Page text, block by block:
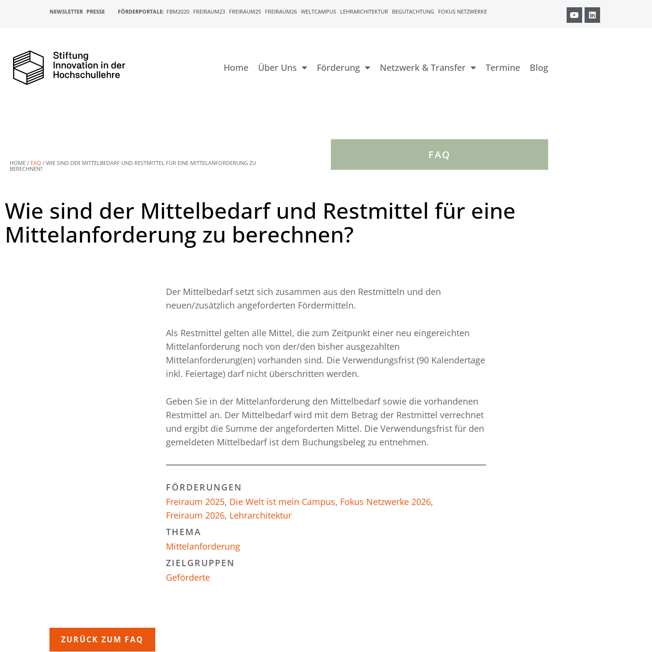
NEWSLETTER PRESSE FÖRDERPORTALE: FBM2020 FREIRAUM23 FREIRAUM25 FREIRAUM26 WELTCAMPUS LEHRARCHITEKTUR BEGUTACHTUNG FOKUS NETZWERKE
Home Über Uns Förderung Netzwerk & Transfer Termine Blog
FAQ
HOME / FAQ / WIE SIND DER MITTELBEDARF UND RESTMITTEL FÜR EINE MITTELANFORDERUNG ZU
BERECHNEN?
Wie sind der Mittelbedarf und Restmittel für eine
Mittelanforderung zu berechnen?
Der Mittelbedarf setzt sich zusammen aus den Restmitteln und den
neuen/zusätzlich angeforderten Fördermitteln.
Als Restmittel gelten alle Mittel, die zum Zeitpunkt einer neu eingereichten
Mittelanforderung noch von der/den bisher ausgezahlten
Mittelanforderung(en) vorhanden sind. Die Verwendungsfrist (90 Kalendertage
inkl. Feiertage) darf nicht überschritten werden.
Geben Sie in der Mittelanforderung den Mittelbedarf sowie die vorhandenen
Restmittel an. Der Mittelbedarf wird mit dem Betrag der Restmittel verrechnet
und ergibt die Summe der angeforderten Mittel. Die Verwendungsfrist für den
gemeldeten Mittelbedarf ist dem Buchungsbeleg zu entnehmen.
FÖRDERUNGEN
Freiraum 2025, Die Welt ist mein Campus, Fokus Netzwerke 2026,
Freiraum 2026, Lehrarchitektur
THEMA
Mittelanforderung
ZIELGRUPPEN
Geförderte
ZURÜCK ZUM FAQ